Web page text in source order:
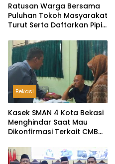
Ratusan Warga Bersama
Puluhan Tokoh Masyarakat
Turut Serta Daftarkan Pipit
Kepala Desa Lambangsari
Bekasi
Kasek SMAN 4 Kota Bekasi
Menghindar Saat Mau
Dikonfirmasi Terkait CMB